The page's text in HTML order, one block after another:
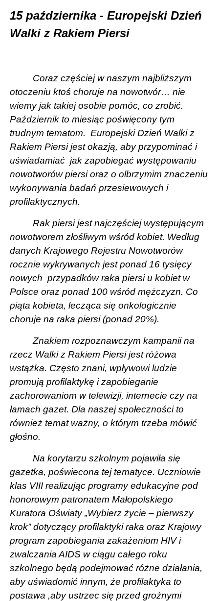
Treść
15 października - Europejski Dzień
Walki z Rakiem Piersi
Coraz częściej w naszym najbliższym
otoczeniu ktoś choruje na nowotwór… nie
wiemy jak takiej osobie pomóc, co zrobić.
Październik to miesiąc poświęcony tym
trudnym tematom. Europejski Dzień Walki z
Rakiem Piersi jest okazją, aby przypominać i
uświadamiać jak zapobiegać występowaniu
nowotworów piersi oraz o olbrzymim znaczeniu
wykonywania badań przesiewowych i
profilaktycznych.
Rak piersi jest najczęściej występującym
nowotworem złośliwym wśród kobiet. Według
danych Krajowego Rejestru Nowotworów
rocznie wykrywanych jest ponad 16 tysięcy
nowych przypadków raka piersi u kobiet w
Polsce oraz ponad 100 wśród mężczyzn. Co
piąta kobieta, lecząca się onkologicznie
choruje na raka piersi (ponad 20%).
Znakiem rozpoznawczym kampanii na
rzecz Walki z Rakiem Piersi jest różowa
wstążka. Często znani, wpływowi ludzie
promują profilaktykę i zapobieganie
zachorowaniom w telewizji, internecie czy na
łamach gazet. Dla naszej społeczności to
również temat ważny, o którym trzeba mówić
głośno.
Na korytarzu szkolnym pojawiła się
gazetka, poświecona tej tematyce. Uczniowie
klas VIII realizując programy edukacyjne pod
honorowym patronatem Małopolskiego
Kuratora Oświaty „Wybierz życie – pierwszy
krok” dotyczący profilaktyki raka oraz Krajowy
program zapobiegania zakażeniom HIV i
zwalczania AIDS w ciągu całego roku
szkolnego będą podejmować różne działania,
aby uświadomić innym, że profilaktyka to
postawa ,aby ustrzec się przed groźnymi